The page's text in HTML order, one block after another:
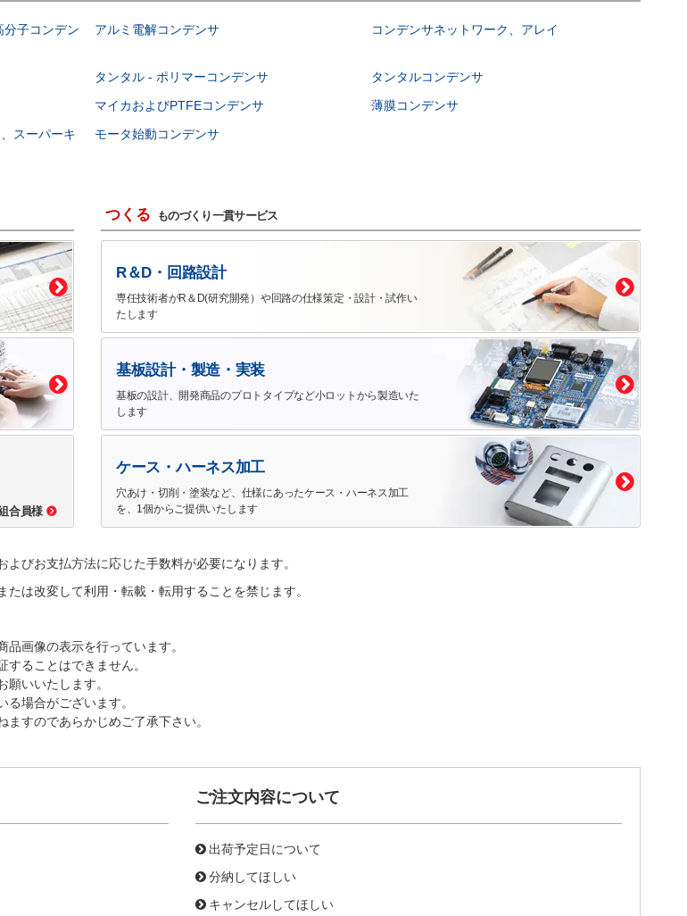
分子コンデン
アルミ電解コンデンサ コンデンサネットワーク、アレイ
タンタル - ポリマーコンデンサ
タンタルコンデンサ
マイカおよびPTFEコンデンサ
薄膜コンデンサ
スーパーキ
モータ始動コンデンサ
合員様
つくる ものづくり一貫サービス
R＆D・回路設計
専任技術者がR＆D(研究開発）や回路の仕様策定・設計・試作い
たします
基板設計・製造・実装
基板の設計、開発商品のプロトタイプなど小ロットから製造いた
します
ケース・ハーネス加工
穴あけ・切削・塗装など、仕様にあったケース・ハーネス加工
を、1個からご提供いたします
びお支払方法に応じた手数料が必要になります。
は改変して利用・転載・転用することを禁じます。
画像の表示を行っています。
ることはできません。
いいたします。
場合がございます。
すのであらかじめご了承下さい。
ご注文内容について
出荷予定日について
分納してほしい
キャンセルしてほしい